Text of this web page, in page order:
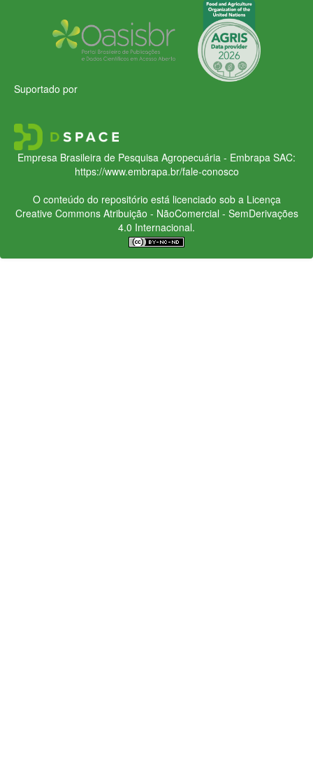
Suportado por
Empresa Brasileira de Pesquisa Agropecuária - Embrapa SAC:
https://www.embrapa.br/fale-conosco
O conteúdo do repositório está licenciado sob a Licença
Creative CommonsAtribuição - NãoComercial - SemDerivações
4.0 Internacional.